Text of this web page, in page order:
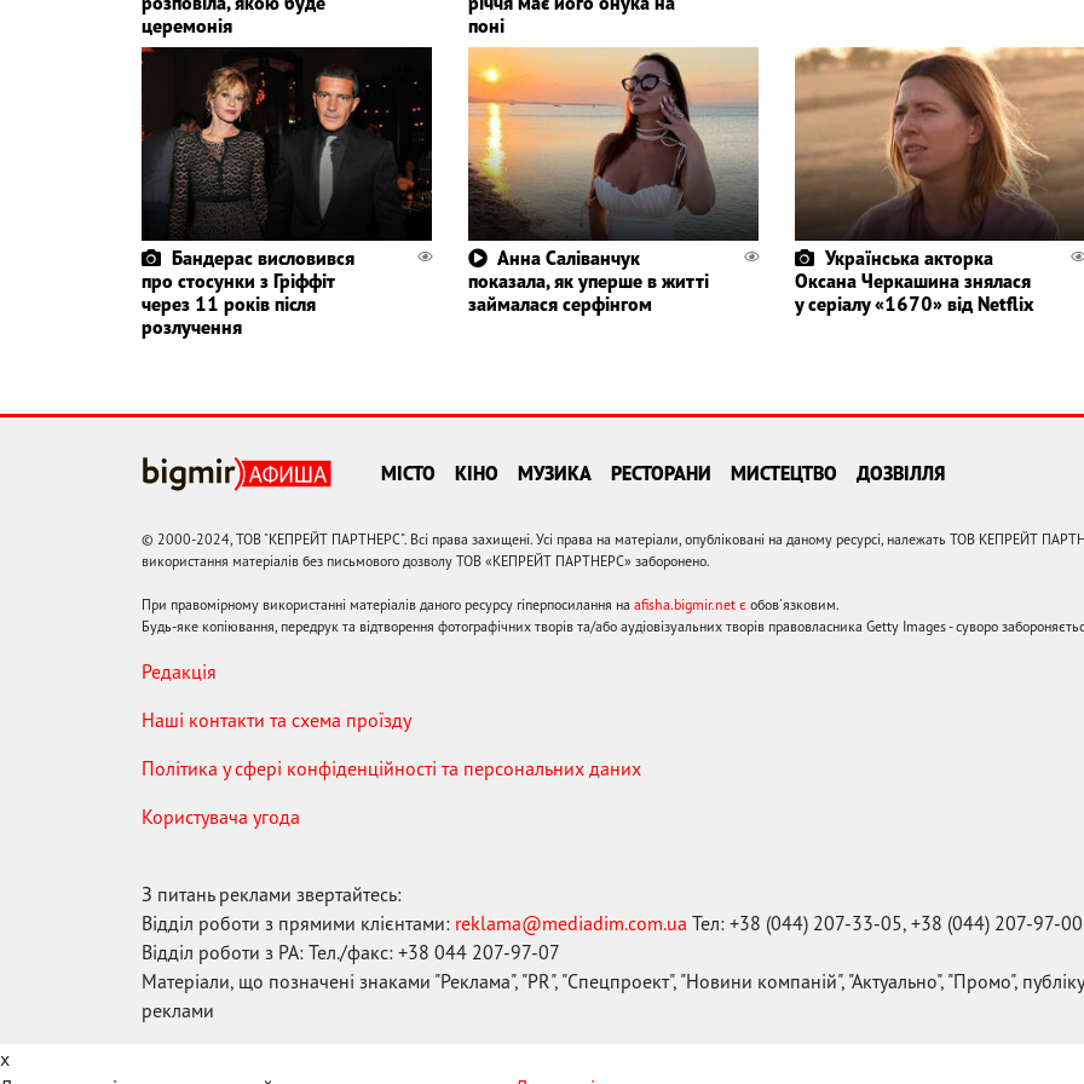
церемонія
поні
Бандерас висловився
про стосунки з Гріффіт
через 11 років після
розлучення
Анна Саліванчук
показала, як уперше в житті
займалася серфінгом
Українська акторка
Оксана Черкашина знялася
у серіалу «1670» від Netflix
МІСТО КІНО МУЗИКА РЕСТОРАНИ МИСТЕЦТВО ДОЗВІЛЛЯ
© 2000-2024, ТОВ "КЕПРЕЙТ ПАРТНЕРС". Всі права захищені. Усі права на матеріали, опубліковані на даному ресурсі, належать ТОВ КЕПРЕЙТ
використання матеріалів без письмового дозволу ТОВ «КЕПРЕЙТ ПАРТНЕРС» заборонено.
При правомірному використанні матеріалів даного ресурсу гіперпосилання на afisha.bigmir.net є обов'язковим.
Будь-яке копіювання, передрук та відтворення фотографічних творів та/або аудіовізуальних творів правовласника Getty Images - суворо
Редакція
Наші контакти та схема проїзду
Політика у сфері конфіденційності та персональних даних
Користувача угода
З питань реклами звертайтесь:
Відділ роботи з прямими клієнтами: reklama@mediadim.com.ua Тел: +38 (044) 207-33-05, +38 (044) 207-97-00
Відділ роботи з РА: Тел./факс: +38 044 207-97-07
Матеріали, що позначені знаками "Реклама", "PR", "Спецпроект", "Новини компаній", "Актуально", "Промо",
реклами
x